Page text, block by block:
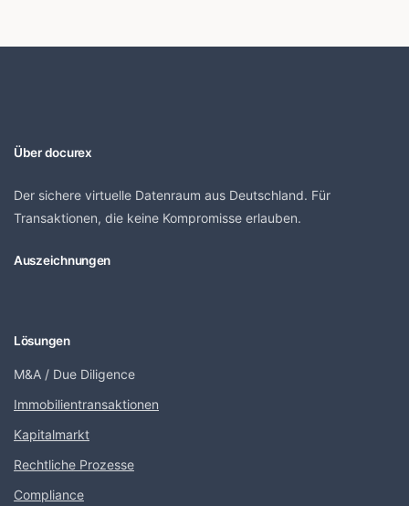
Über docurex
Der sichere virtuelle Datenraum aus Deutschland. Für
Transaktionen, die keine Kompromisse erlauben.
Auszeichnungen
Lösungen
M&A / Due Diligence
Immobilientransaktionen
Kapitalmarkt
Rechtliche Prozesse
Compliance